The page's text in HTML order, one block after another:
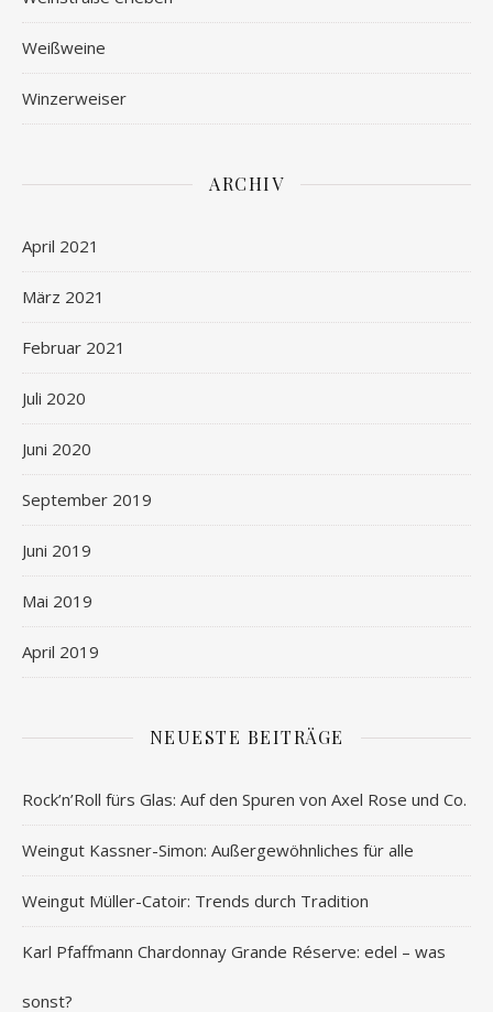
Weißweine
Winzerweiser
ARCHIV
April 2021
März 2021
Februar 2021
Juli 2020
Juni 2020
September 2019
Juni 2019
Mai 2019
April 2019
NEUESTE BEITRÄGE
Rock’n’Roll fürs Glas: Auf den Spuren von Axel Rose und Co.
Weingut Kassner-Simon: Außergewöhnliches für alle
Weingut Müller-Catoir: Trends durch Tradition
Karl Pfaffmann Chardonnay Grande Réserve: edel – was
sonst?